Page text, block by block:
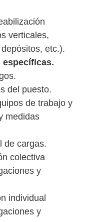
verticales,
etc.).
específicas.
del puesto.
de trabajo y
medidas
de cargas.
colectiva
y
individual
y